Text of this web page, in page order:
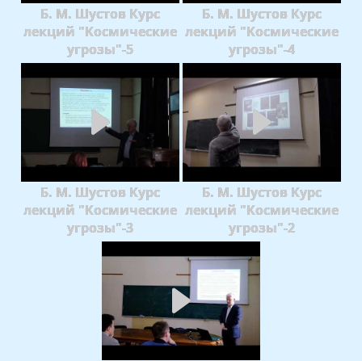
Б. М. Шустов Курс
лекций "Космические
угрозы"-5
Б. М. Шустов Курс
лекций "Космические
угрозы"-4
Б. М. Шустов Курс
лекций "Космические
угрозы"-3
Б. М. Шустов Курс
лекций "Космические
угрозы"-2